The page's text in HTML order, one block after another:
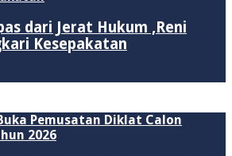
dari Jerat Hukum ,Reni
Kesepakatan